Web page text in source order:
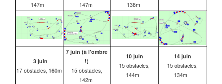
147m
147m
138m
3 juin
17 obstacles, 160m
7 juin (à l'ombre
!)
15 obstacles,
142m
10 juin
15 obstacles,
144m
14 juin
15 obstacles,
134m